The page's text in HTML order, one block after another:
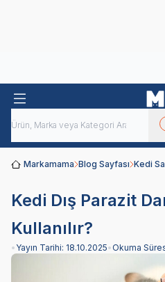
Markamama Blog Sayfası Kedi
Kedi Dış Parazit
Kullanılır?
• Yayın Tarihi: 18.10.2025•Okuma